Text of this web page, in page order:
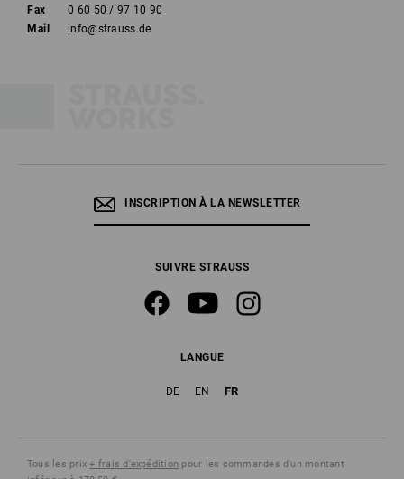
Fax
0 60 50 / 97 10 90
Mail
info@strauss.de
INSCRIPTION À LA NEWSLETTER
SUIVRE STRAUSS
LANGUE
DE EN FR
Tous les prix+ frais d'expédition pour les commandes d'un montant